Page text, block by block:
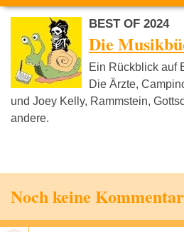
BEST OF 2024
Die
Ein Rückblick auf
Die Ärzte,
und Joey Kelly, Rammstein,
andere.
Noch keine